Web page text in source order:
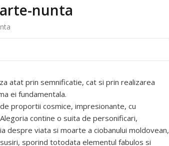
nunta
atat prin semnificatie, cat si prin realizarea
ei fundamentala.
proportii cosmice, impresionante, cu
contine o suita de personificari,
despre viata si moarte a ciobanului moldovean,
sporind totodata elementul fabulos si